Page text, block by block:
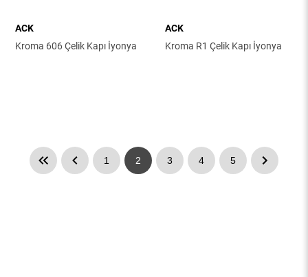
ACK
Kroma 606 Çelik Kapı İyonya
ACK
Kroma R1 Çelik Kapı İyonya
1 2 3 4 5